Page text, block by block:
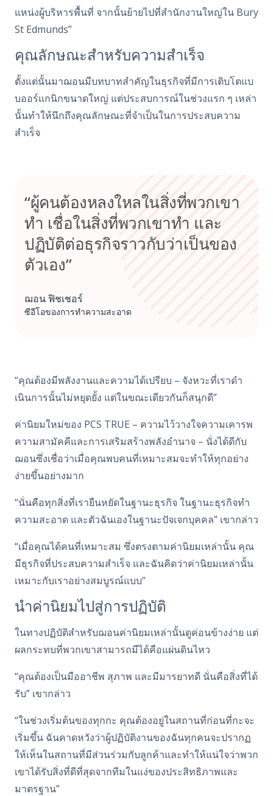
แหน่งผู้บริหารพื้นที่ จากนั้นย้ายไปที่สํานักงานใหญ่ใน Bury
St Edmunds”
คุณลักษณะสําหรับความสําเร็จ
ตั้งแต่นั้นมาฌอนมีบทบาทสําคัญในธุรกิจที่มีการเติบโตแบ
บออร์แกนิกขนาดใหญ่ แต่ประสบการณ์ในช่วงแรก ๆ เหล่า
นั้นทําให้นึกถึงคุณลักษณะที่จําเป็นในการประสบความ
สําเร็จ
“ผู้คนต้องหลงใหลในสิ่งที่พวกเขา
ทํา เชื่อในสิ่งที่พวกเขาทํา และ
ปฏิบัติต่อธุรกิจราวกับว่าเป็นของ
ตัวเอง”
ฌอน ฟิชเชอร์
ซีอีโอของการทําความสะอาด
“คุณต้องมีพลังงานและความได้เปรียบ – จังหวะที่เราดํา
เนินการนั้นไม่หยุดยั้ง แต่ในขณะเดียวกันก็สนุกดี”
ค่านิยมใหม่ของ PCS TRUE – ความไว้วางใจความเคารพ
ความสามัคคีและการเสริมสร้างพลังอํานาจ – นั่งได้ดีกับ
ฌอนซึ่งเชื่อว่าเมื่อคุณพบคนที่เหมาะสมจะทําให้ทุกอย่าง
ง่ายขึ้นอย่างมาก
“นั่นคือทุกสิ่งที่เรายืนหยัดในฐานะธุรกิจ ในฐานะธุรกิจทํา
ความสะอาด และตัวฉันเองในฐานะปัจเจกบุคคล” เขากล่าว
“เมื่อคุณได้คนที่เหมาะสม ซึ่งตรงตามค่านิยมเหล่านั้น คุณ
มีธุรกิจที่ประสบความสําเร็จ และฉันคิดว่าค่านิยมเหล่านั้น
เหมาะกับเราอย่างสมบูรณ์แบบ”
นําค่านิยมไปสู่การปฏิบัติ
ในทางปฏิบัติสําหรับฌอนค่านิยมเหล่านั้นดูค่อนข้างง่าย แต่
ผลกระทบที่พวกเขาสามารถมีได้คือแผ่นดินไหว
“คุณต้องเป็นมืออาชีพ สุภาพ และมีมารยาทดี นั่นคือสิ่งที่ได้
รับ” เขากล่าว
“ในช่วงเริ่มต้นของทุกกะ คุณต้องอยู่ในสถานที่ก่อนที่กะจะ
เริ่มขึ้น ฉันคาดหวังว่าผู้ปฏิบัติงานของฉันทุกคนจะปรากฏ
ให้เห็นในสถานที่มีส่วนร่วมกับลูกค้าและทําให้แน่ใจว่าพวก
เขาได้รับสิ่งที่ดีที่สุดจากทีมในแง่ของประสิทธิภาพและ
มาตรฐาน”